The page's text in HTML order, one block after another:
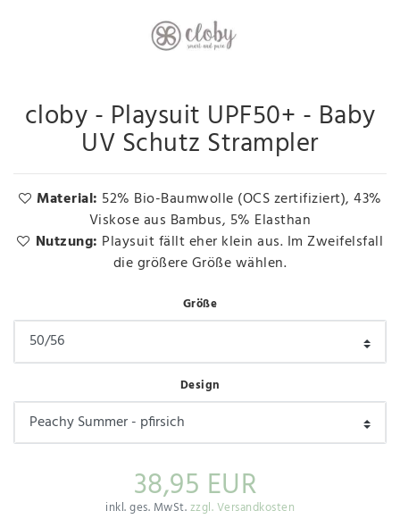
cloby - Playsuit UPF50+ - Baby
UV Schutz Strampler
Material: 52% Bio-Baumwolle (OCS zertifiziert), 43%
Viskose aus Bambus, 5% Elasthan
Nutzung: Playsuit fällt eher klein aus. Im Zweifelsfall
die größere Größe wählen.
Größe
Design
38,95 EUR
inkl. ges. MwSt.zzgl. Versandkosten